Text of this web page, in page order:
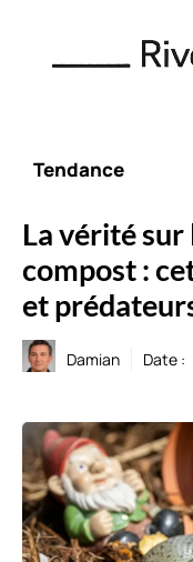
contenu
Tendance
La vérité sur
compost :
et
Damian Date :